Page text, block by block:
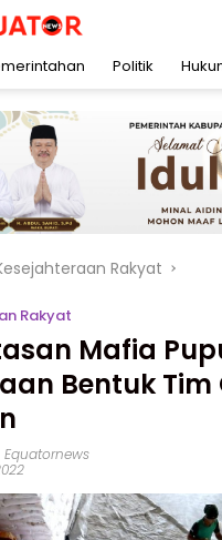
Politik
Rakyat
Rakyat
Mafia
Bentuk Tim